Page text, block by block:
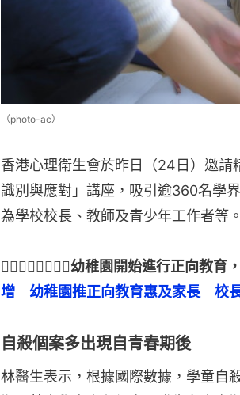
（photo-ac）
香港心理衛生會於昨日（24日）邀
識別與應對」講座，吸引逾360名學
為學校校長、教師及青少年工作者等。
👉🏻👉🏻👉🏻👉🏻幼稚園開始進行正向教
增　幼稚園推正向教育惠及家長　校
自殺個案多出現自青春期後
林醫生表示，根據國際數據，學童自